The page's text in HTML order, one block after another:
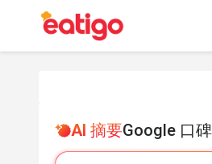
AI 摘要Google 口